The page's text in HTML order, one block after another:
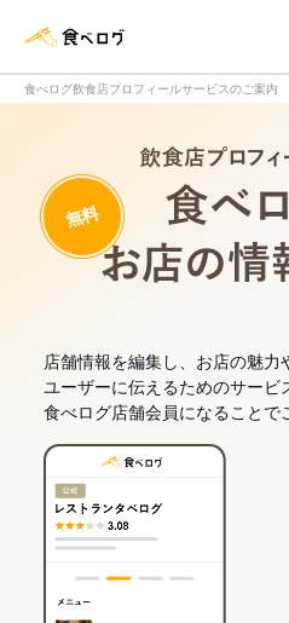
食べログ飲食店プロフィールサービスのご案内
無料
店舗情報を編集し、お店の魅力
ユーザーに伝えるためのサービ
食べログ店舗会員になることで